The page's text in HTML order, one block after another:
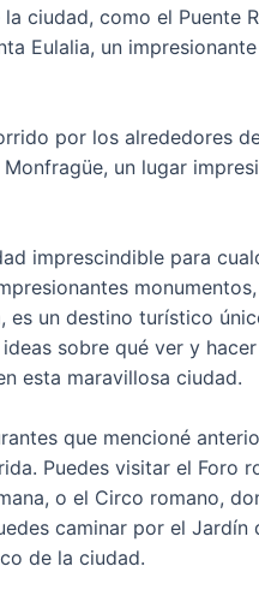
ciudad, como el Puente
Eulalia, un
por los alrededores
un lugar
imprescindible para
es un destino turístico
sobre qué ver y
esta maravillosa ciudad.
que mencioné
Puedes visitar el Foro
o el Circo romano,
caminar por el Jardín
de la ciudad.